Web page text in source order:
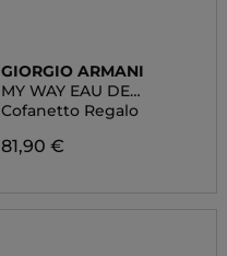
GIORGIO ARMANI
MY WAY EAU DE
PARFUM
Cofanetto Regalo
81,90 €